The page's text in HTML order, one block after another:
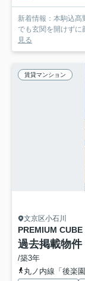
新着情報：本駒込
でも玄関を開けずに
見る
賃貸マンション
文京区小石川
PREMIUM
過去掲載物件
/築3年
丸ノ内線「後楽